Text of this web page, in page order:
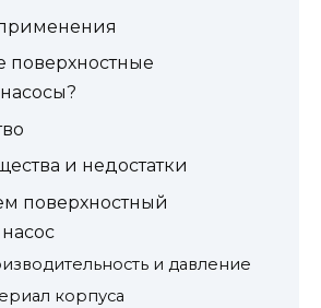
поверхностные
и недостатки
поверхностный
и давление
корпуса